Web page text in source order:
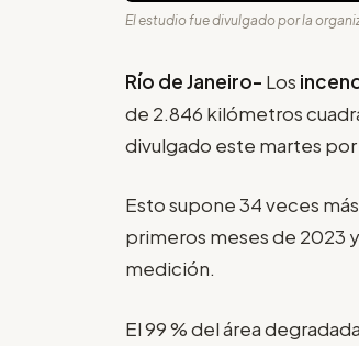
El estudio fue divulgado por la
Río de Janeiro- Los
de 2.846 kilómetros
divulgado este martes por
Esto supone 34 veces
primeros meses de 2023
medición.
El 99 % del área